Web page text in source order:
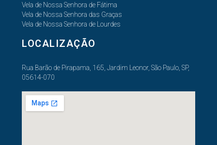
Vela de Nossa Senhora de Fátima
Vela de Nossa Senhora das Graças
Vela de Nossa Senhora de Lourdes
LOCALIZAÇÃO
Rua Barão de Pirapama, 165, Jardim Leonor, São Paulo, SP,
05614-070